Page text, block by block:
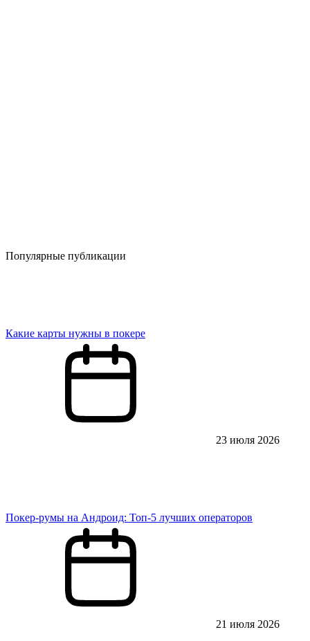
Популярные публикации
Какие карты нужны в покере
23 июля 2026
Покер-румы на Андроид: Топ-5 лучших операторов
21 июля 2026